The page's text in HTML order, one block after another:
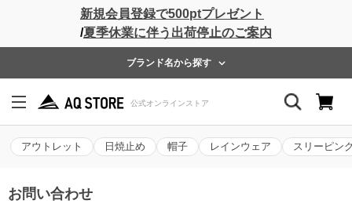
新規会員登録で500ptプレゼント
/夏季休業に伴う出荷停止のご案内
ブランド名から探す
アウトレット 日焼止め 帽子 レインウェア スリーピン
お問い合わせ